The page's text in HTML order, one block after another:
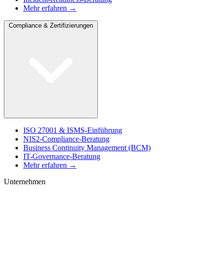
Mehr erfahren →
ISO 27001 & ISMS-Einführung
NIS2-Compliance-Beratung
Business Continuity Management (BCM)
IT-Governance-Beratung
Mehr erfahren →
Unternehmen